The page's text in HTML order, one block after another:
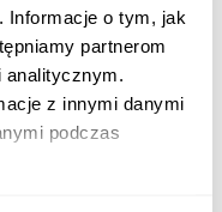
Informacje o tym, jak
partnerom
analitycznym.
z innymi danymi
podczas
Dodaj do koszyka